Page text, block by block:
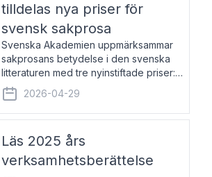
tilldelas nya priser för
svensk sakprosa
Svenska Akademien uppmärksammar
sakprosans betydelse i den svenska
litteraturen med tre nyinstiftade priser:
Svenska Akademiens pris till
framstående författare av svensk
sakprosa som i år går till Magnus
2026-04-29
Läs 2025 års
verksamhetsberättelse